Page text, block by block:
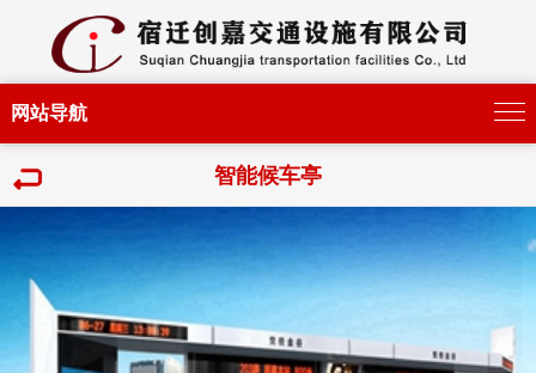
网站导航
智能候车亭